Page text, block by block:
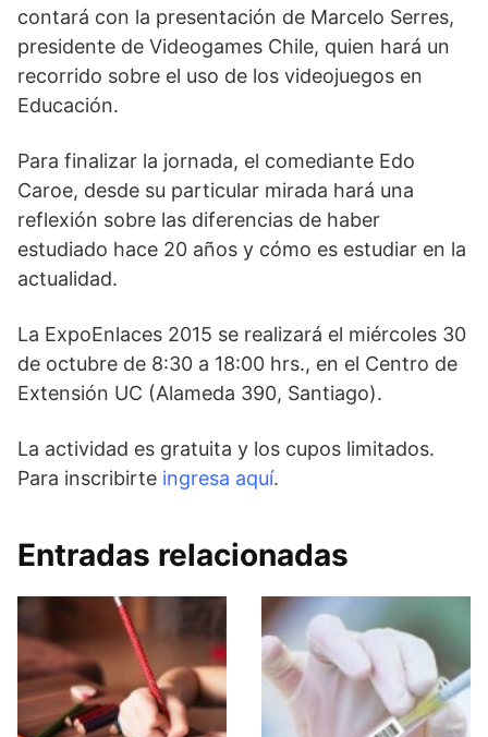
contará con la presentación de Marcelo Serres,
presidente de Videogames Chile, quien hará un
recorrido sobre el uso de los videojuegos en
Educación.
Para finalizar la jornada, el comediante Edo
Caroe, desde su particular mirada hará una
reflexión sobre las diferencias de haber
estudiado hace 20 años y cómo es estudiar en la
actualidad.
La ExpoEnlaces 2015 se realizará el miércoles 30
de octubre de 8:30 a 18:00 hrs., en el Centro de
Extensión UC (Alameda 390, Santiago).
La actividad es gratuita y los cupos limitados.
Para inscribirte ingresa aquí.
Entradas relacionadas